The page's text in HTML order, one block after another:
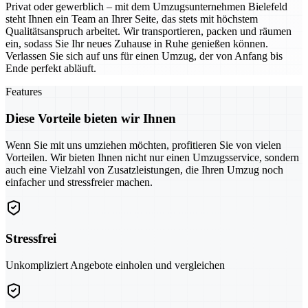
Privat oder gewerblich – mit dem Umzugsunternehmen Bielefeld
steht Ihnen ein Team an Ihrer Seite, das stets mit höchstem
Qualitätsanspruch arbeitet. Wir transportieren, packen und räumen
ein, sodass Sie Ihr neues Zuhause in Ruhe genießen können.
Verlassen Sie sich auf uns für einen Umzug, der von Anfang bis
Ende perfekt abläuft.
Features
Diese Vorteile bieten wir Ihnen
Wenn Sie mit uns umziehen möchten, profitieren Sie von vielen
Vorteilen. Wir bieten Ihnen nicht nur einen Umzugsservice, sondern
auch eine Vielzahl von Zusatzleistungen, die Ihren Umzug noch
einfacher und stressfreier machen.
Stressfrei
Unkompliziert Angebote einholen und vergleichen